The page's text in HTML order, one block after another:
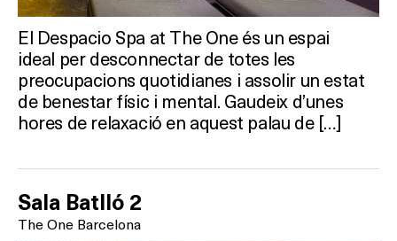
El Despacio Spa at The One és un espai
ideal per desconnectar de totes les
preocupacions quotidianes i assolir un estat
de benestar físic i mental. Gaudeix d’unes
hores de relaxació en aquest palau de […]
Sala Batlló 2
The One Barcelona